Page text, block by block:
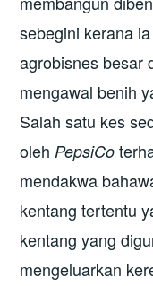
sebegini kerana
agrobisnes besar
mengawal benih
Salah satu kes
oleh PepsiCo
mendakwa
kentang tertentu
kentang yang
mengeluarkan